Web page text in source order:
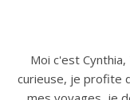
Moi c'est
curieuse, je profite